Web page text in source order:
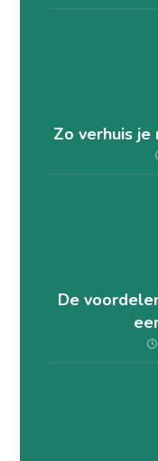
Zo verhuis
De